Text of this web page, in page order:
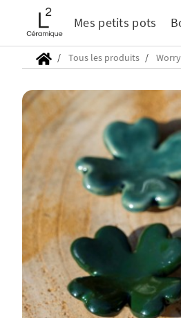
Mes petits pots
Tous les produits